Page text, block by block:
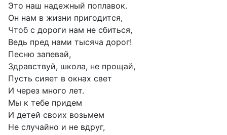
Это наш надежный поплавок.
Он нам в жизни пригодится,
Чтоб с дороги нам не сбиться,
Ведь пред нами тысяча дорог!
Песню запевай,
Здравствуй, школа, не прощай,
Пусть сияет в окнах свет
И через много лет.
Мы к тебе придем
И детей своих возьмем
Не случайно и не вдруг,